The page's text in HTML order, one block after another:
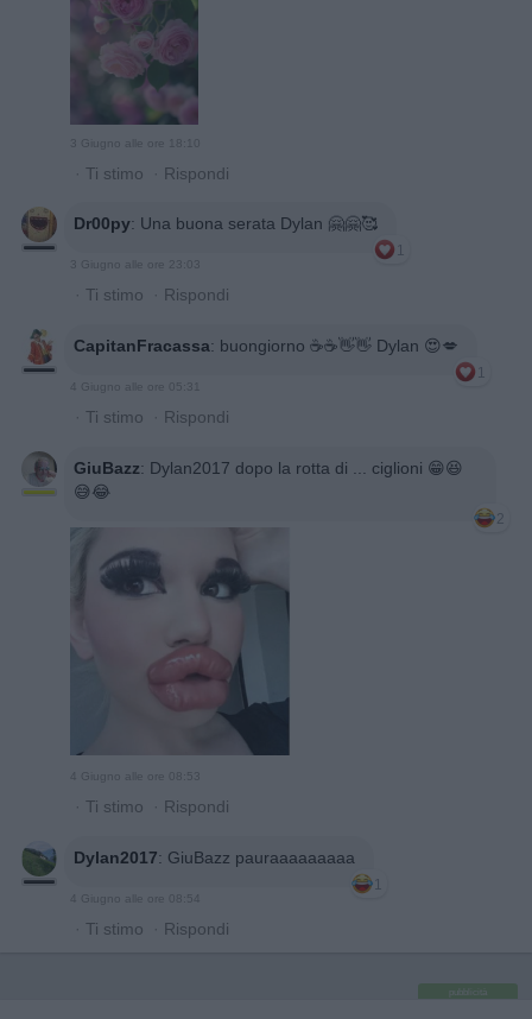
3 Giugno alle ore 18:10
· Ti stimo · Rispondi
Dr00py: Una buona serata Dylan 🤗🤗🥰
1
3 Giugno alle ore 23:03
· Ti stimo · Rispondi
CapitanFracassa: buongiorno ☕️☕️👋👋 Dylan 😍💋
1
4 Giugno alle ore 05:31
· Ti stimo · Rispondi
GiuBazz: Dylan2017 dopo la rotta di ... ciglioni 😁😆
😅😂
2
4 Giugno alle ore 08:53
· Ti stimo · Rispondi
Dylan2017: GiuBazz pauraaaaaaaaa
1
4 Giugno alle ore 08:54
· Ti stimo · Rispondi
pubblicità